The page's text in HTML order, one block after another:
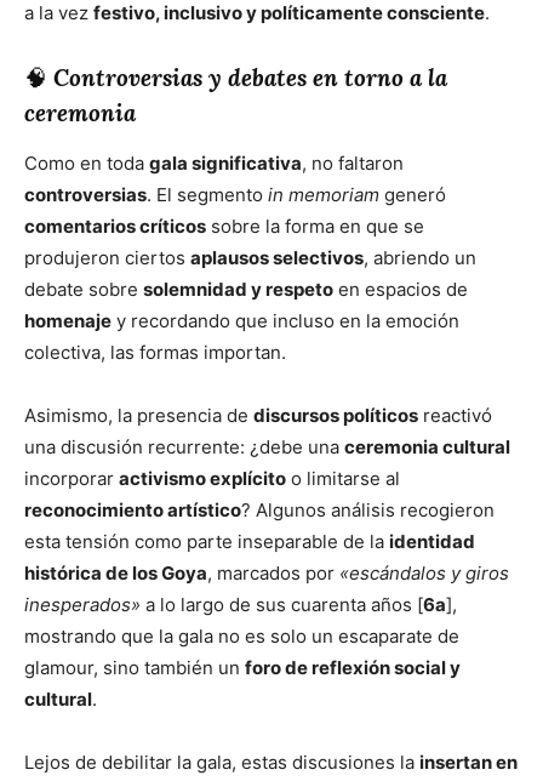
a la vez festivo, inclusivo y políticamente consciente.
🧠 Controversias y debates en torno a la
ceremonia
Como en toda gala significativa, no faltaron
controversias. El segmento in memoriam generó
comentarios críticos sobre la forma en que se
produjeron ciertos aplausos selectivos, abriendo un
debate sobre solemnidad y respeto en espacios de
homenaje y recordando que incluso en la emoción
colectiva, las formas importan.
Asimismo, la presencia de discursos políticos reactivó
una discusión recurrente: ¿debe una ceremonia cultural
incorporar activismo explícito o limitarse al
reconocimiento artístico? Algunos análisis recogieron
esta tensión como parte inseparable de la identidad
histórica de los Goya, marcados por «escándalos y giros
inesperados» a lo largo de sus cuarenta años [6a],
mostrando que la gala no es solo un escaparate de
glamour, sino también un foro de reflexión social y
cultural.
Lejos de debilitar la gala, estas discusiones la insertan en